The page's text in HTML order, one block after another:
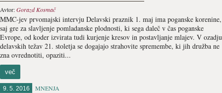
Avtor:Gorazd Kosmač
MMC-jev prvomajski intervju Delavski praznik 1. maj ima poganske korenine,
saj gre za slavljenje pomladanske plodnosti, ki sega daleč v čas poganske
Evrope, od koder izvirata tudi kurjenje kresov in postavljanje mlajev. V ozadju
delavskih težav 21. stoletja se dogajajo strahovite spremembe, ki jih družba ne
zna ovrednotiti, opaziti...
več
9. 5. 2016 MNENJA